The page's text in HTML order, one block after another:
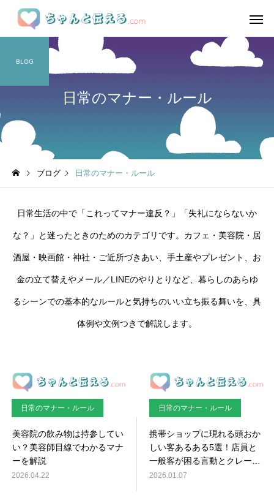
日常のマナー・ルール
BLOG
ブログ 日常のマナー・ルール
日常生活の中で「これってマナー違反？」「失礼にならないか
な？」と迷ったときのためのカテゴリです。カフェ・美容院・居
酒屋・映画館・神社・ご近所づきあい、手土産やプレゼント、お
金の立て替えやメール／LINEのやりとりなど、暮らしのあらゆ
るシーンでの基本的なルールと気持ちのいい立ち振る舞いを、具
体例や文例つきで解説します。
日常のマナー・ルール
美容院の飲み物は持参してい
い？美容師目線でわかるマナ
ーを解説
2026.04.22
日常のマナー・ルール
携帯ショップに現れる頭おか
しい客あるある5選！店員と
一般客が困る言動とクレーム
とカスハラの境界線
2026.01.07